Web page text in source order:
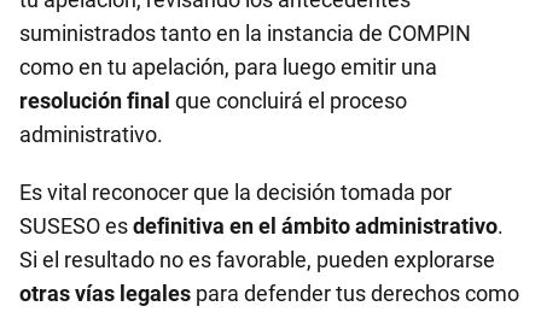
suministrados tanto en la instancia de COMPIN
como en tu apelación, para luego emitir una
resolución final que concluirá el proceso
administrativo.
Es vital reconocer que la decisión tomada por
SUSESO esdefinitiva en el ámbito administrativo.
Si el resultado no es favorable, pueden explorarse
otras vías legales para defender tus derechos como